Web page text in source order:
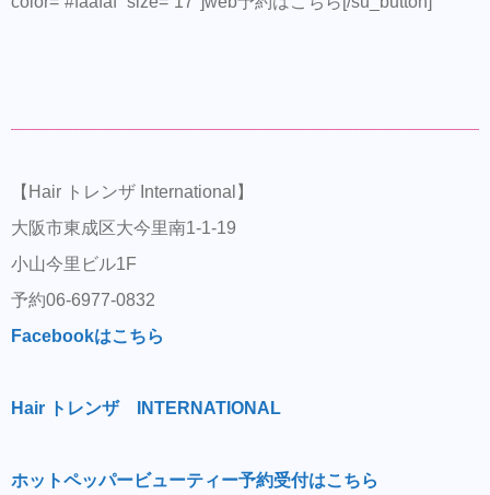
【Hair トレンザ International】
大阪市東成区大今里南1-1-19
小山今里ビル1F
予約06-6977-0832
Facebookはこちら
Hair トレンザ INTERNATIONAL
ホットペッパービューティー予約受付はこちら